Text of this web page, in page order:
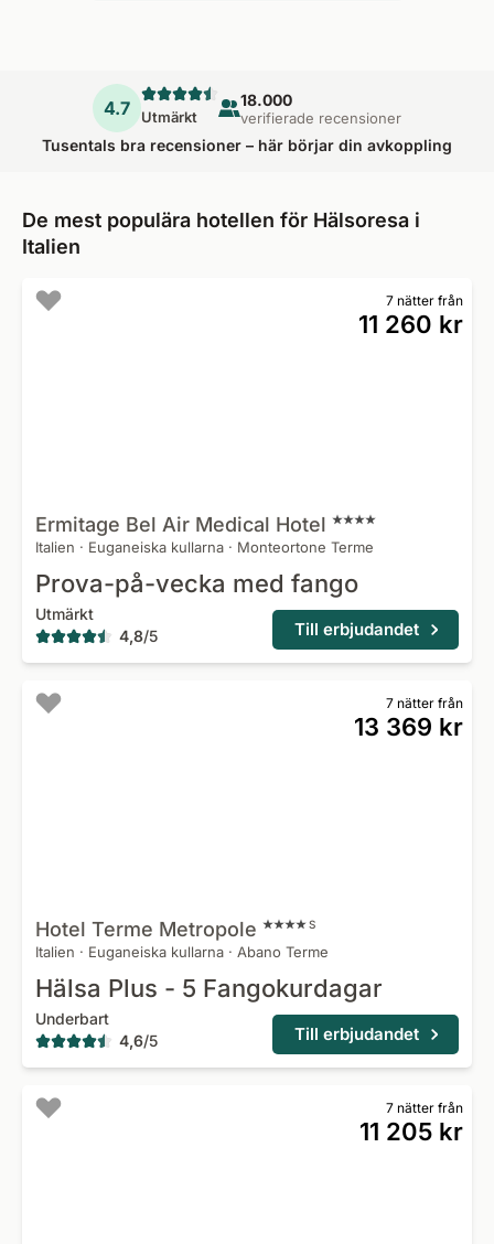
4.7 Utmärkt
18.000
verifierade recensioner
Tusentals bra recensioner – här börjar din avkoppling
De mest populära hotellen för Hälsoresa i
Italien
7 nätter från
11 260 kr
Ermitage Bel Air Medical Hotel
Italien · Euganeiska kullarna · Monteortone Terme
Prova-på-vecka med fango
Utmärkt
4,8/5 Till erbjudandet
7 nätter från
13 369 kr
Hotel Terme Metropole S
Italien · Euganeiska kullarna · Abano Terme
Hälsa Plus - 5 Fangokurdagar
Underbart
4,6/5 Till erbjudandet
7 nätter från
11 205 kr